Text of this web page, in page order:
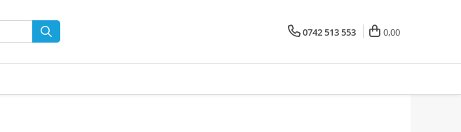
0742 513 553 0,00